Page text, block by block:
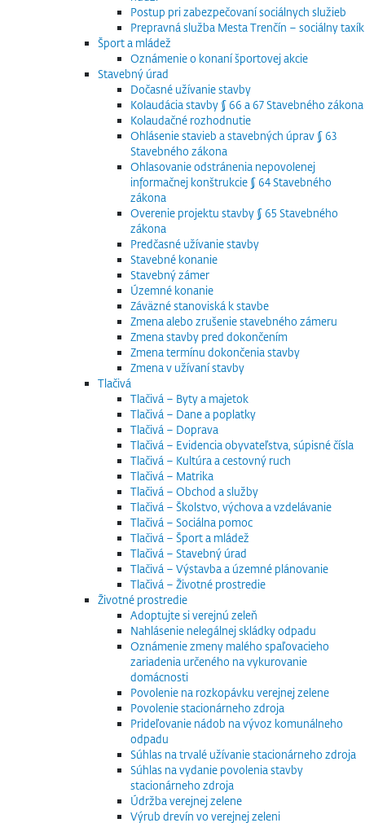
Postup pri zabezpečovaní sociálnych služieb
Prepravná služba Mesta Trenčín – sociálny taxík
Šport a mládež
Oznámenie o konaní športovej akcie
Stavebný úrad
Dočasné užívanie stavby
Kolaudácia stavby § 66 a 67 Stavebného zákona
Kolaudačné rozhodnutie
Ohlásenie stavieb a stavebných úprav § 63
Stavebného zákona
Ohlasovanie odstránenia nepovolenej
informačnej konštrukcie § 64 Stavebného
zákona
Overenie projektu stavby § 65 Stavebného
zákona
Predčasné užívanie stavby
Stavebné konanie
Stavebný zámer
Územné konanie
Záväzné stanoviská k stavbe
Zmena alebo zrušenie stavebného zámeru
Zmena stavby pred dokončením
Zmena termínu dokončenia stavby
Zmena v užívaní stavby
Tlačivá
Tlačivá – Byty a majetok
Tlačivá – Dane a poplatky
Tlačivá – Doprava
Tlačivá – Evidencia obyvateľstva, súpisné čísla
Tlačivá – Kultúra a cestovný ruch
Tlačivá – Matrika
Tlačivá – Obchod a služby
Tlačivá – Školstvo, výchova a vzdelávanie
Tlačivá – Sociálna pomoc
Tlačivá – Šport a mládež
Tlačivá – Stavebný úrad
Tlačivá – Výstavba a územné plánovanie
Tlačivá – Životné prostredie
Životné prostredie
Adoptujte si verejnú zeleň
Nahlásenie nelegálnej skládky odpadu
Oznámenie zmeny malého spaľovacieho
zariadenia určeného na vykurovanie
domácnosti
Povolenie na rozkopávku verejnej zelene
Povolenie stacionárneho zdroja
Prideľovanie nádob na vývoz komunálneho
odpadu
Súhlas na trvalé užívanie stacionárneho zdroja
Súhlas na vydanie povolenia stavby
stacionárneho zdroja
Údržba verejnej zelene
Výrub drevín vo verejnej zeleni